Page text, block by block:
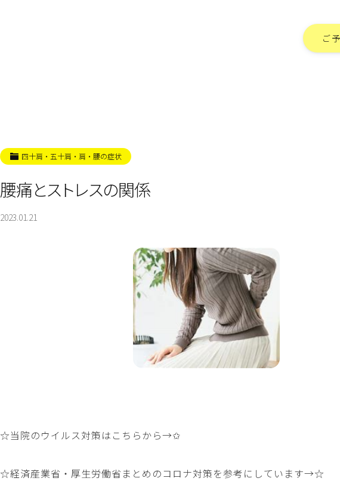
ご
四十肩・五十肩・肩・腰の症状
腰痛とストレスの関係
2023.01.21
☆当院のウイルス対策はこちらから→✩
☆経済産業省・厚生労働省まとめのコロナ対策を参考にしています→☆